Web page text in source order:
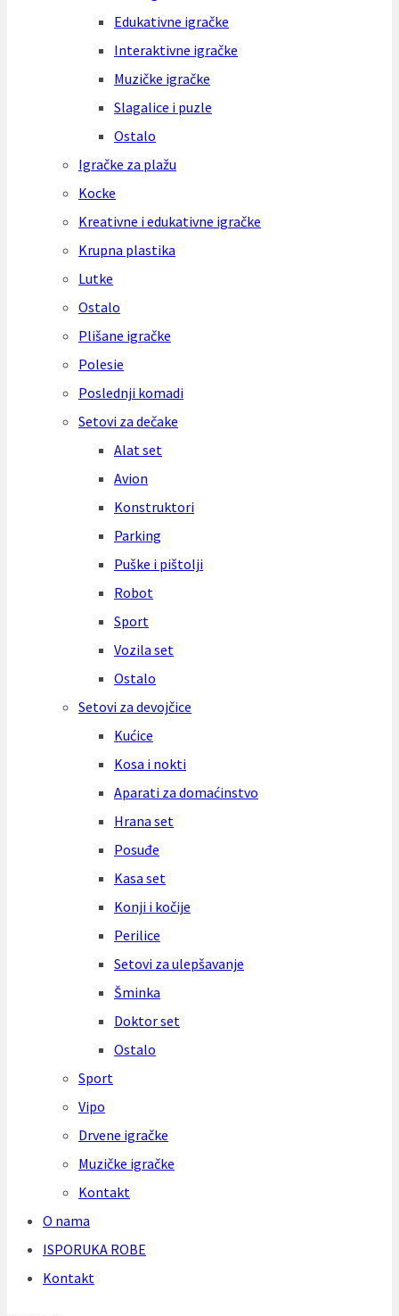
Edukativne igračke
Interaktivne igračke
Muzičke igračke
Slagalice i puzle
Ostalo
Igračke za plažu
Kocke
Kreativne i edukativne igračke
Krupna plastika
Lutke
Ostalo
Plišane igračke
Polesie
Poslednji komadi
Setovi za dečake
Alat set
Avion
Konstruktori
Parking
Puške i pištolji
Robot
Sport
Vozila set
Ostalo
Setovi za devojčice
Kućice
Kosa i nokti
Aparati za domaćinstvo
Hrana set
Posuđe
Kasa set
Konji i kočije
Perilice
Setovi za ulepšavanje
Šminka
Doktor set
Ostalo
Sport
Vipo
Drvene igračke
Muzičke igračke
Kontakt
O nama
ISPORUKA ROBE
Kontakt